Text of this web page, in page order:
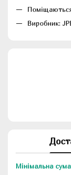
Виробник:
Мінімальна